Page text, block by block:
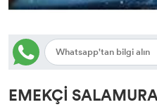
EMEKÇİ